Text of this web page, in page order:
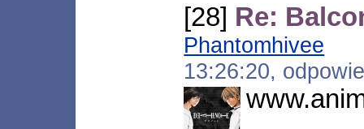
[28] Re:
Phantomhivee
13:26:20,